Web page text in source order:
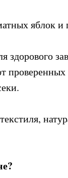
яблок
проверенных